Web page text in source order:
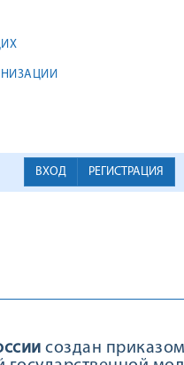
ВХОД РЕГИСТРАЦИЯ
создан